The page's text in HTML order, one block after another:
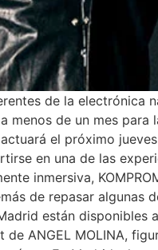
de la electrónica
de un mes
el próximo
en una de las
inmersiva,
de repasar
están
ANGEL MOLINA,